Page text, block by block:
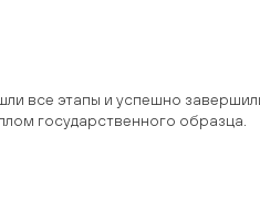
все этапы и успешно
государственного образца.